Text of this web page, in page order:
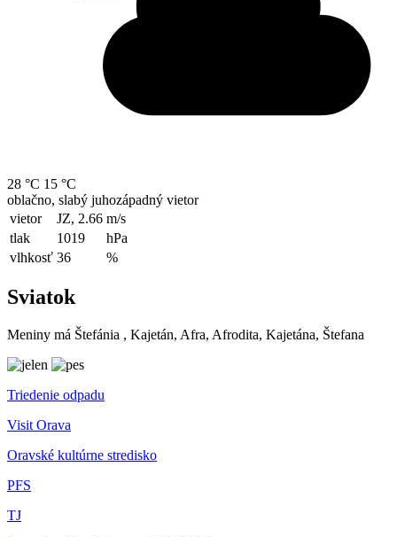
28 °C 15 °C
oblačno, slabý juhozápadný vietor
vietor
JZ, 2.66 m/s
tlak
1019
hPa
vlhkosť 36 %
Sviatok
Meniny má Štefánia , Kajetán, Afra, Afrodita, Kajetána, Štefana
Triedenie odpadu
Visit Orava
Oravské kultúrne stredisko
PFS
TJ